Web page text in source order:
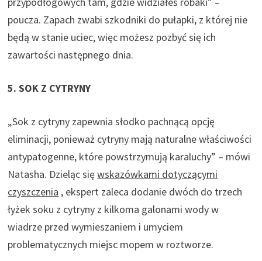
poucza. Zapach zwabi szkodniki do pułapki, z której nie
będą w stanie uciec, więc możesz pozbyć się ich
zawartości następnego dnia.
5. SOK Z CYTRYNY
„Sok z cytryny zapewnia słodko pachnącą opcję
eliminacji, ponieważ cytryny mają naturalne właściwości
antypatogenne, które powstrzymują karaluchy” – mówi
Natasha. Dzieląc sięwskazówkami dotyczącymi
czyszczenia , ekspert zaleca dodanie dwóch do trzech
łyżek soku z cytryny z kilkoma galonami wody w
wiadrze przed wymieszaniem i umyciem
problematycznych miejsc mopem w roztworze.